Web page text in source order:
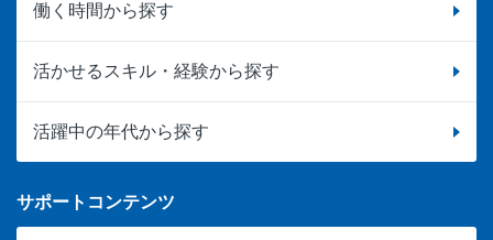
働く時間から探す
活かせるスキル・経験から探す
活躍中の年代から探す
サポートコンテンツ